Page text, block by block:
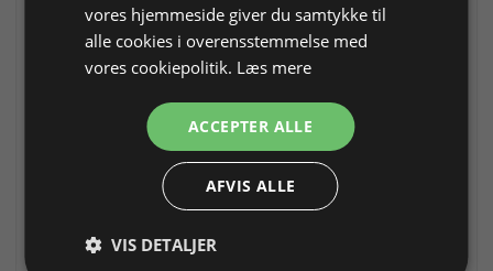
Stringers, spearmint, 142 g
Stringers,hunter gren, opal,
vores hjemmeside giver du samtykke til
alle cookies i overensstemmelse med
vores cookiepolitik. Læs mere
ACCEPTER ALLE
AFVIS ALLE
VIS DETALJER